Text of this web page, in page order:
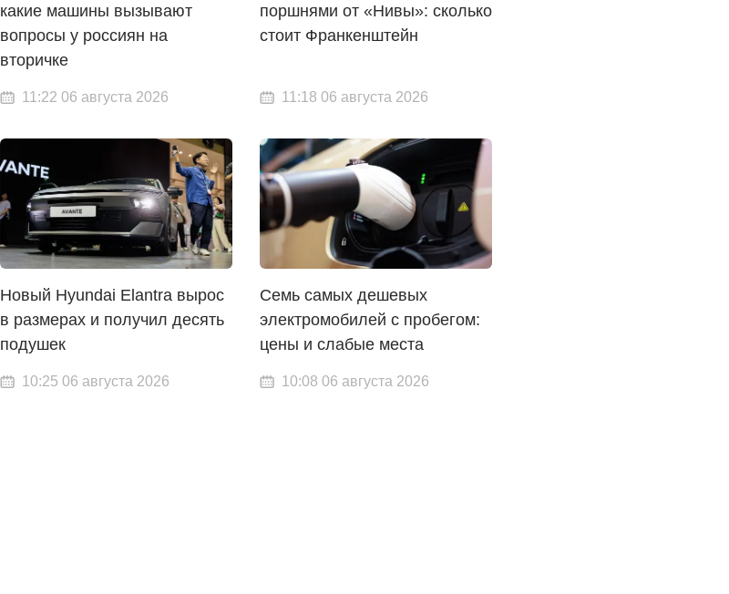
какие машины вызывают
вопросы у россиян на
вторичке
11:22 06 августа 2026
поршнями от «Нивы»: сколько
стоит Франкенштейн
11:18 06 августа 2026
Новый Hyundai Elantra вырос
в размерах и получил десять
подушек
10:25 06 августа 2026
Семь самых дешевых
электромобилей с пробегом:
цены и слабые места
10:08 06 августа 2026